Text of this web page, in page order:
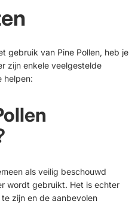
gebruik van Pine Pollen, heb je
zijn enkele veelgestelde
helpen:
als veilig beschouwd
wordt gebruikt. Het is echter
zijn en de aanbevolen